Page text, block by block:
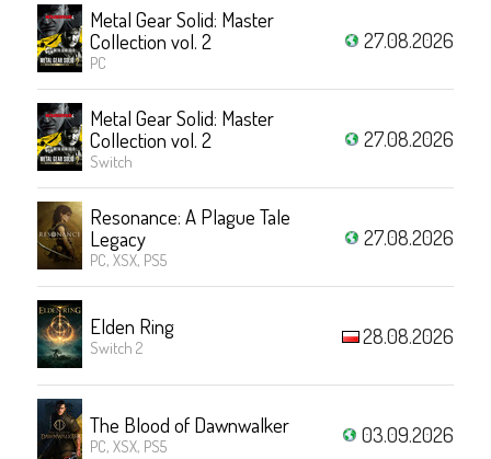
Metal Gear Solid: Master
Collection vol. 2
PC
27.08.2026
Metal Gear Solid: Master
Collection vol. 2
Switch
27.08.2026
Resonance: A Plague Tale
Legacy
PC, XSX, PS5
27.08.2026
Elden Ring
Switch 2 28.08.2026
The Blood of Dawnwalker
PC, XSX, PS5 03.09.2026